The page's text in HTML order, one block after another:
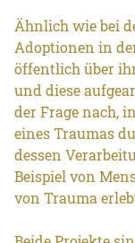
Ähnlich wie bei
Adoptionen in
öffentlich über
und diese
der Frage nach,
eines Traumas
dessen
Beispiel von
von Trauma